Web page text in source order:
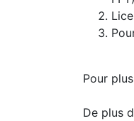
Pour
De plus